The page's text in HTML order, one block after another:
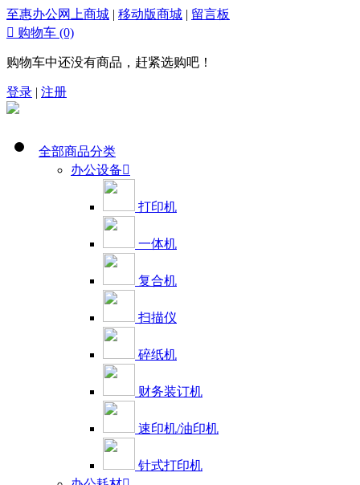
至惠办公网上商城 | 移动版商城 | 留言板
 购物车 (0)
购物车中还没有商品，赶紧选购吧！
登录 | 注册
全部商品分类
办公设备
打印机
一体机
复合机
扫描仪
碎纸机
财务装订机
速印机/油印机
针式打印机